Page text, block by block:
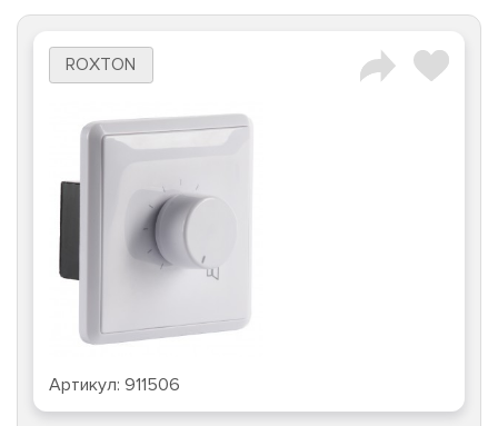
ROXTON
Артикул: 911506